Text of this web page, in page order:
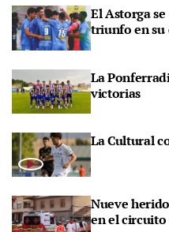
El Astorga
triunfo en su
La
victorias
La Cultural
Nueve
en el circuito